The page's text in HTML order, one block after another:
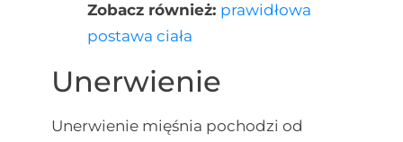
Zobacz również: prawidłowa
postawa ciała
Unerwienie
Unerwienie mięśnia pochodzi od